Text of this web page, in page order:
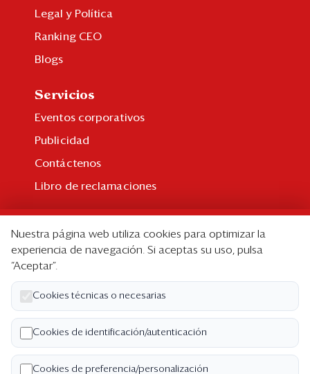
Legal y Política
Ranking CEO
Blogs
Servicios
Eventos corporativos
Publicidad
Contáctenos
Libro de reclamaciones
Suscripción individual
Paquetes corporativos
Edición Impresa
Nosotros
Quiénes somos
Código de ética
Nuestra página web utiliza cookies para optimizar la
experiencia de navegación. Si aceptas su uso, pulsa
“Aceptar”.
Cookies técnicas o necesarias
Cookies de identificación/autenticación
Cookies de preferencia/personalización